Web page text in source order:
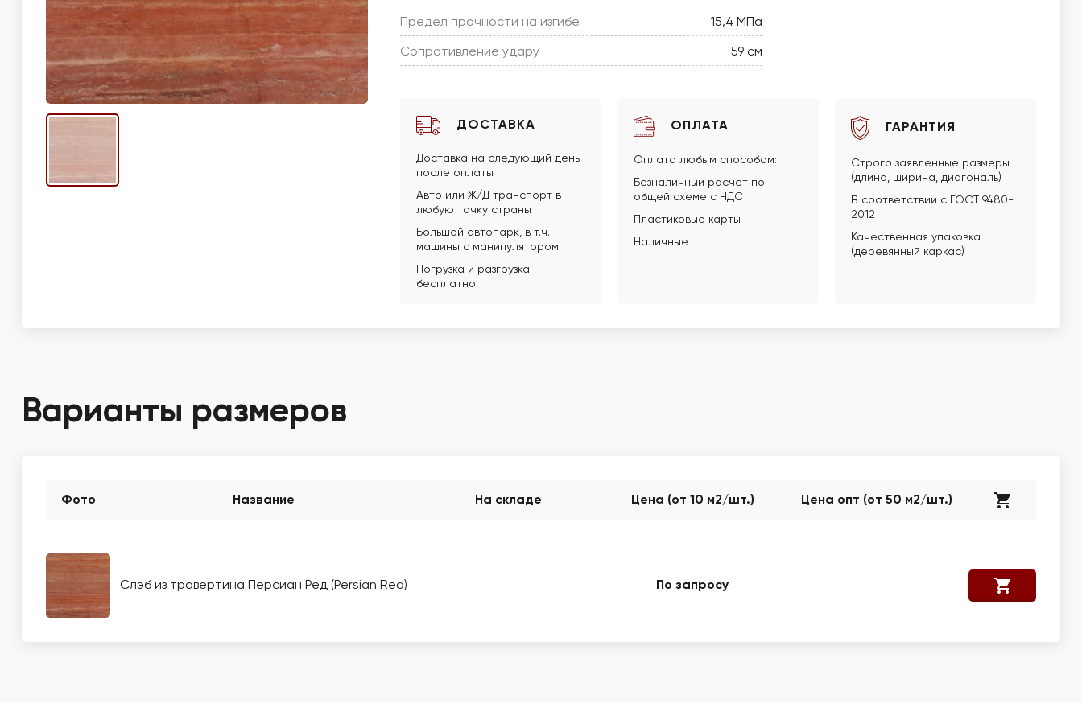
Предел прочности на изгибе 15,4 МПа
Сопротивление удару 59 см
ДОСТАВКА
Доставка на следующий день
после оплаты
Авто или Ж/Д транспорт в
любую точку страны
Большой автопарк, в т.ч.
машины с манипулятором
Погрузка и разгрузка -
бесплатно
ОПЛАТА
Оплата любым способом:
Безналичный расчет по
общей схеме с НДС
Пластиковые карты
Наличные
ГАРАНТИЯ
Строго заявленные размеры
(длина, ширина, диагональ)
В соответствии с ГОСТ 9480-
2012
Качественная упаковка
(деревянный каркас)
Варианты размеров
Фото Название На складе Цена (от 10 м2/шт.) Цена опт (от 50 м2/шт.)
Слэб из травертина Персиан Ред (Persian Red) По запросу